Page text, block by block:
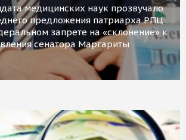
медицинских наук прозвучало
предложения патриарха РПЦ
запрете на «склонение» к
сенатора Маргариты